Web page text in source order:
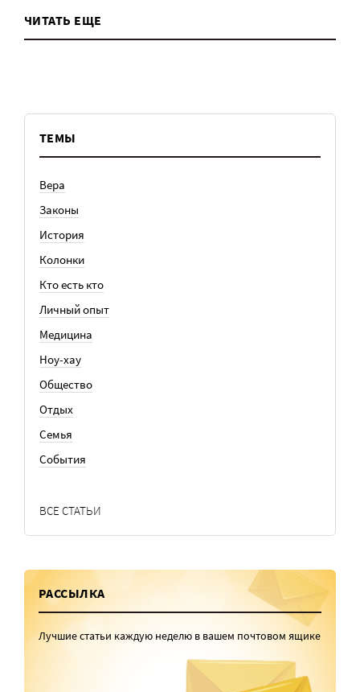
ЧИТАТЬ ЕЩЕ
ТЕМЫ
Вера
Законы
История
Колонки
Кто есть кто
Личный опыт
Медицина
Ноу-хау
Общество
Отдых
Семья
События
ВСЕ СТАТЬИ
РАССЫЛКА
Лучшие статьи каждую неделю в вашем почтовом ящике